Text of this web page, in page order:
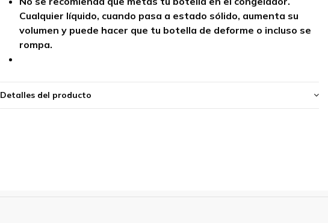
Cualquier líquido, cuando pasa a estado sólido, aumenta su
volumen y puede hacer que tu botella de deforme o incluso se
rompa.
Detalles del producto